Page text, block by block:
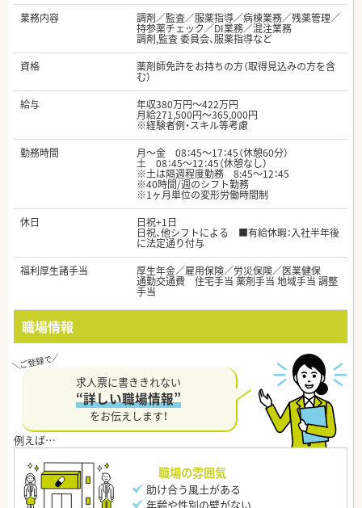
業務内容
調剤／監査／服薬指導／病棟業務／残薬管理／
持参薬チェック／DI業務／混注業務
調剤,監査 委員会、服薬指導など
資格
薬剤師免許をお持ちの方（取得見込みの方を含
む）
給与
年収380万円～422万円
月給271,500円～365,000円
※経験者例・スキル等考慮
勤務時間
月～金 08：45～17：45（休憩60分）
土 08：45～12：45（休憩なし）
※土は隔週程度勤務 8:45～12：45
※40時間/週のシフト勤務
※1ヶ月単位の変形労働時間制
休日
日祝+1日
日祝、他シフトによる ■有給休暇：入社半年後
に法定通り付与
福利厚生諸手当
厚生年金／雇用保険／労災保険／医業健保
通勤交通費 住宅手当 薬剤手当 地域手当 調整
手当
職場情報
求人票に書ききれない
“詳しい職場情報”
をお伝えします！
職場の雰囲気
助け合う風土がある
年齢や性別の壁がない